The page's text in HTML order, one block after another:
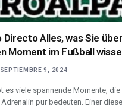
Directo Alles, was Sie
Moment im Fußball
SEPTIEMBRE 9, 2024
es viele spannende Momente,
pur bedeuten. Einer